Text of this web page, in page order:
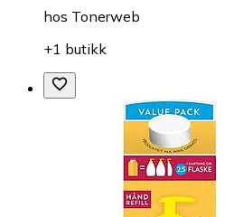
hos Tonerweb
+1 butikk